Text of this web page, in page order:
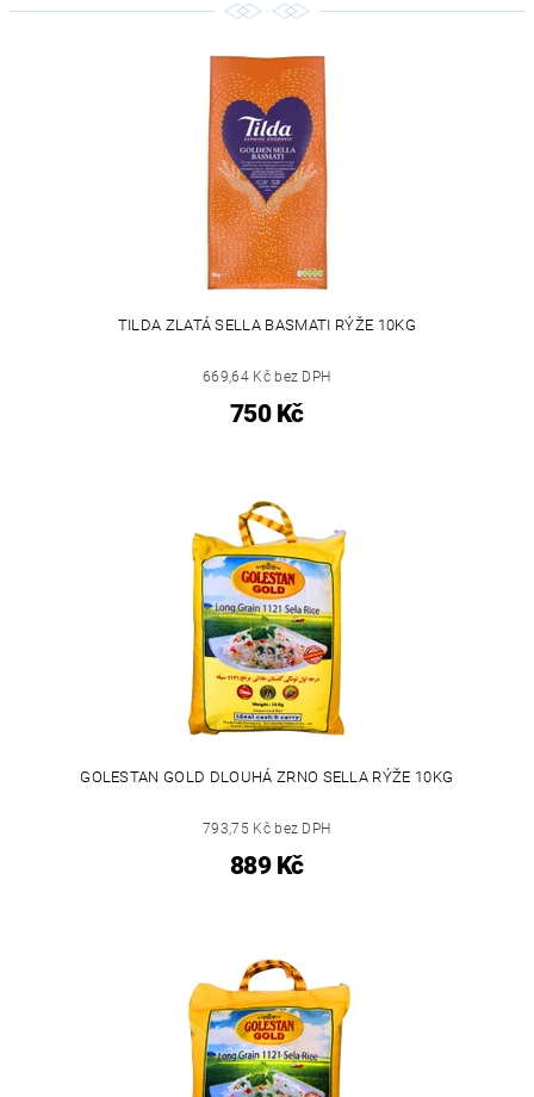
TILDA ZLATÁ SELLA BASMATI RÝŽE 10KG
669,64 Kč bez DPH
750 Kč
GOLESTAN GOLD DLOUHÁ ZRNO SELLA RÝŽE 10KG
793,75 Kč bez DPH
889 Kč